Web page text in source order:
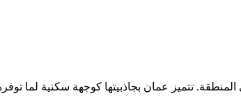
تتميز عمان بجاذبيتها كوجهة سكنية لما